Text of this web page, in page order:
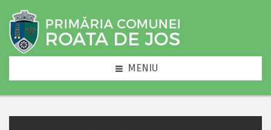
MENIU